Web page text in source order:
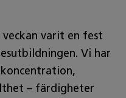
varit en fest
Vi har
– färdigheter